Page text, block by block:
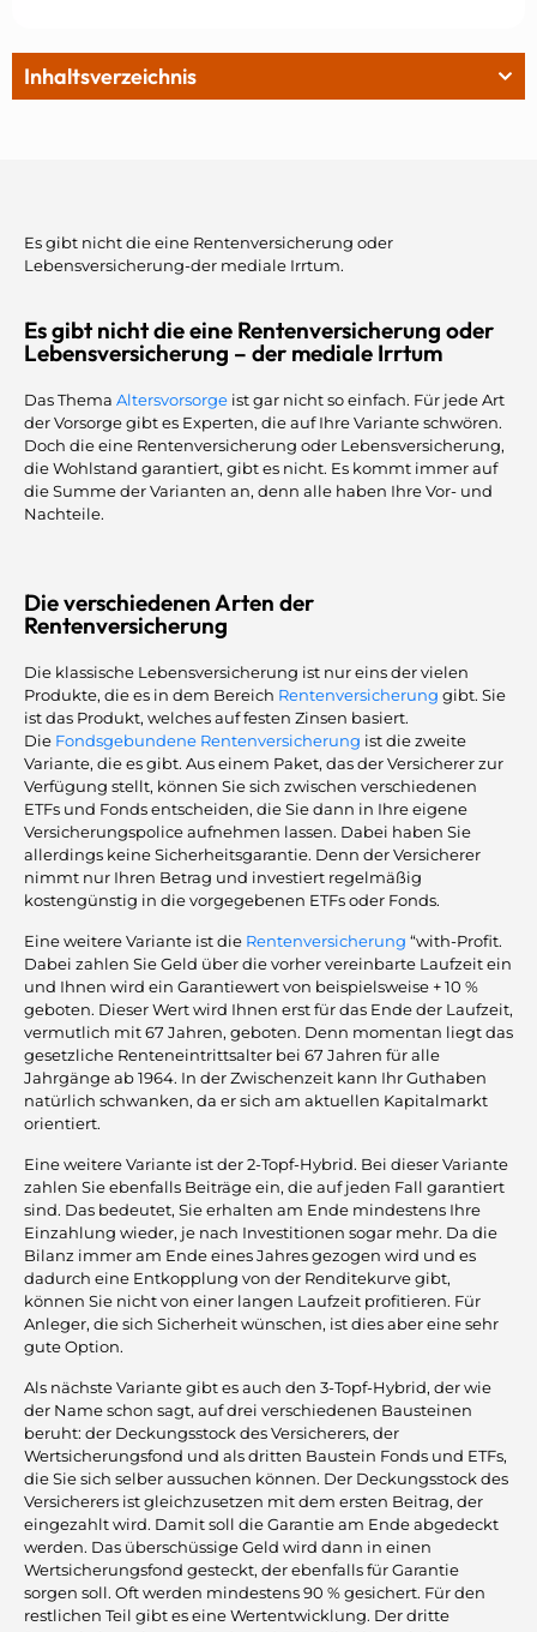
Inhaltsverzeichnis
Es gibt nicht die eine Rentenversicherung oder
Lebensversicherung-der mediale Irrtum.
Es gibt nicht die eine Rentenversicherung oder
Lebensversicherung – der mediale Irrtum
Das Thema Altersvorsorge ist gar nicht so einfach. Für jede Art
der Vorsorge gibt es Experten, die auf Ihre Variante schwören.
Doch die eine Rentenversicherung oder Lebensversicherung,
die Wohlstand garantiert, gibt es nicht. Es kommt immer auf
die Summe der Varianten an, denn alle haben Ihre Vor- und
Nachteile.
Die verschiedenen Arten der
Rentenversicherung
Die klassische Lebensversicherung ist nur eins der vielen
Produkte, die es in dem Bereich Rentenversicherung gibt. Sie
ist das Produkt, welches auf festen Zinsen basiert.
Die Fondsgebundene Rentenversicherung ist die zweite
Variante, die es gibt. Aus einem Paket, das der Versicherer zur
Verfügung stellt, können Sie sich zwischen verschiedenen
ETFs und Fonds entscheiden, die Sie dann in Ihre eigene
Versicherungspolice aufnehmen lassen. Dabei haben Sie
allerdings keine Sicherheitsgarantie. Denn der Versicherer
nimmt nur Ihren Betrag und investiert regelmäßig
kostengünstig in die vorgegebenen ETFs oder Fonds.
Eine weitere Variante ist die Rentenversicherung “with-Profit.
Dabei zahlen Sie Geld über die vorher vereinbarte Laufzeit ein
und Ihnen wird ein Garantiewert von beispielsweise + 10 %
geboten. Dieser Wert wird Ihnen erst für das Ende der Laufzeit,
vermutlich mit 67 Jahren, geboten. Denn momentan liegt das
gesetzliche Renteneintrittsalter bei 67 Jahren für alle
Jahrgänge ab 1964. In der Zwischenzeit kann Ihr Guthaben
natürlich schwanken, da er sich am aktuellen Kapitalmarkt
orientiert.
Eine weitere Variante ist der 2-Topf-Hybrid. Bei dieser Variante
zahlen Sie ebenfalls Beiträge ein, die auf jeden Fall garantiert
sind. Das bedeutet, Sie erhalten am Ende mindestens Ihre
Einzahlung wieder, je nach Investitionen sogar mehr. Da die
Bilanz immer am Ende eines Jahres gezogen wird und es
dadurch eine Entkopplung von der Renditekurve gibt,
können Sie nicht von einer langen Laufzeit profitieren. Für
Anleger, die sich Sicherheit wünschen, ist dies aber eine sehr
gute Option.
Als nächste Variante gibt es auch den 3-Topf-Hybrid, der wie
der Name schon sagt, auf drei verschiedenen Bausteinen
beruht: der Deckungsstock des Versicherers, der
Wertsicherungsfond und als dritten Baustein Fonds und ETFs,
die Sie sich selber aussuchen können. Der Deckungsstock des
Versicherers ist gleichzusetzen mit dem ersten Beitrag, der
eingezahlt wird. Damit soll die Garantie am Ende abgedeckt
werden. Das überschüssige Geld wird dann in einen
Wertsicherungsfond gesteckt, der ebenfalls für Garantie
sorgen soll. Oft werden mindestens 90 % gesichert. Für den
restlichen Teil gibt es eine Wertentwicklung. Der dritte